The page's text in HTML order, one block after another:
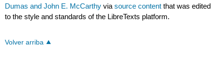
Dumas and John E. McCarthy viasource content that was edited
to the style and standards of the LibreTexts platform.
Volver arriba